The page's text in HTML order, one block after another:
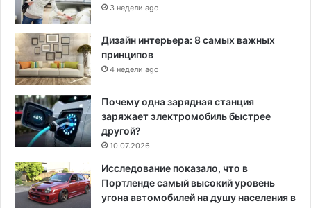
3 недели ago
Дизайн интерьера: 8 самых важных
принципов
4 недели ago
Почему одна зарядная станция
заряжает электромобиль быстрее
другой?
10.07.2026
Исследование показало, что в
Портленде самый высокий уровень
угона автомобилей на душу населения в